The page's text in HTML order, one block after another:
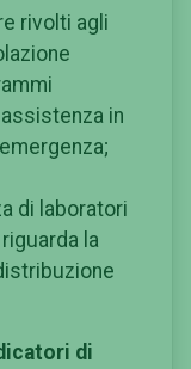
rivolti agli
in
di laboratori
la
di